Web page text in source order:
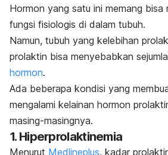
Hormon yang satu ini memang bisa
fungsi fisiologis di dalam tubuh.
Namun, tubuh yang kelebihan
prolaktin bisa menyebabkan
hormon.
Ada beberapa kondisi yang
mengalami kelainan hormon
masing-masingnya.
1. Hiperprolaktinemia
Menurut Medlineplus, kadar